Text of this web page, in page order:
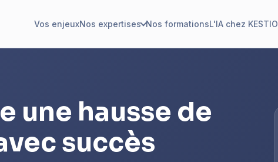
Vos enjeuxNos expertises Nos formationsL'IA chez KESTIO
une hausse de
succès